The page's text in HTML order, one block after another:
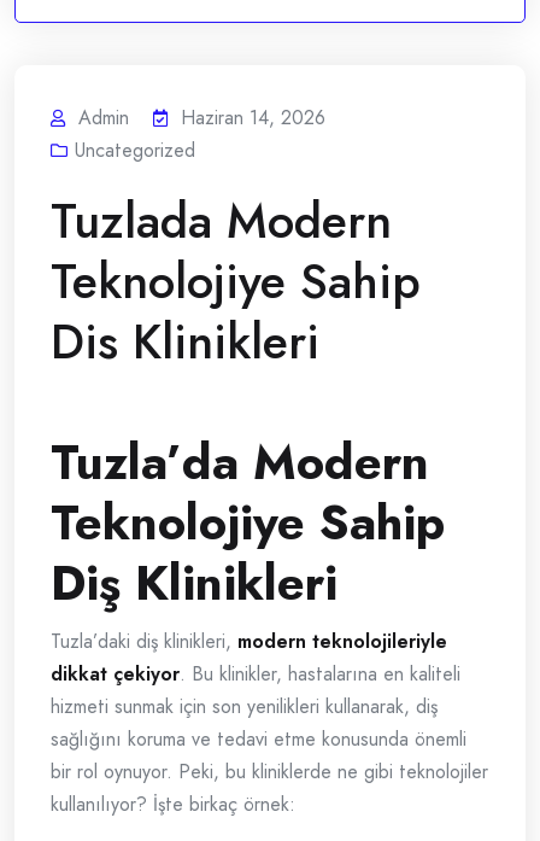
Admin
Haziran 14, 2026
Uncategorized
Tuzlada Modern
Teknolojiye Sahip
Dis Klinikleri
Tuzla’da Modern
Teknolojiye Sahip
Diş Klinikleri
Tuzla’daki diş klinikleri, modern teknolojileriyle
dikkat çekiyor. Bu klinikler, hastalarına en kaliteli
hizmeti sunmak için son yenilikleri kullanarak, diş
sağlığını koruma ve tedavi etme konusunda önemli
bir rol oynuyor. Peki, bu kliniklerde ne gibi teknolojiler
kullanılıyor? İşte birkaç örnek: